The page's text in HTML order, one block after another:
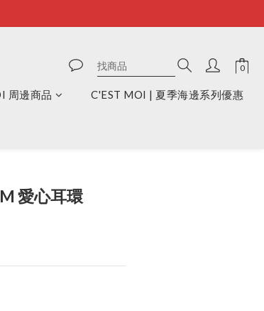
周邊商品 C'EST MOI | 夏季海邊系列優惠
愛心耳環